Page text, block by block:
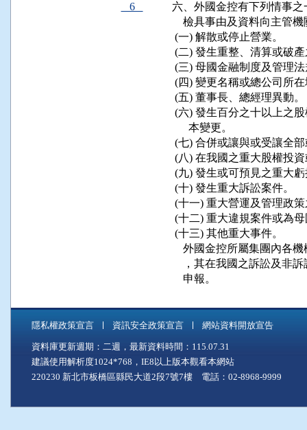
6
六、外國金控有下列情事
檢具事由及資料向主管
(一) 解散或停止營業。
(二) 發生重整、清算或破
(三) 母國金融制度及管理
(四) 變更名稱或總公司所
(五) 董事長、總經理異動。
(六) 發生百分之十以上之
      本變更。
(七) 合併或讓與或受讓全
(八) 在我國之重大股權投
(九) 發生或可預見之重大
(十) 發生重大訴訟案件。
(十一) 重大營運及管理政
(十二) 重大違規案件或為
(十三) 其他重大事件。
外國金控所屬集團內各
，其在我國之訴訟及非
    申報。
隱私權政策宣言 資訊安全政策宣言 網站資料開放宣告
資料庫更新週期：二週，最新資料時間：115.07.31
建議使用解析度1024*768，IE8以上版本觀看本網站
220230 新北市板橋區縣民大道2段7號7樓 電話：02-8968-9999